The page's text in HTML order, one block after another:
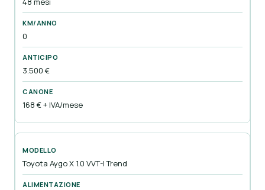
0
3.500 €
168 € + IVA/mese
Toyota Aygo X 1.0 VVT-I Trend